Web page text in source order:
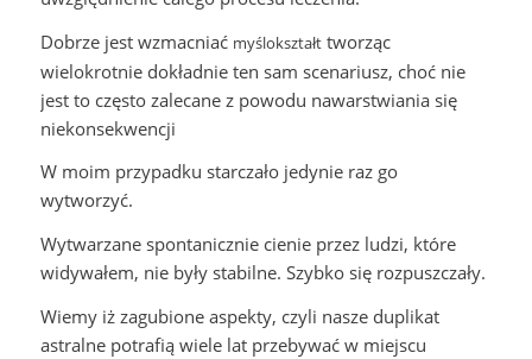
Dobrze jest wzmacniać myślokształttworząc
wielokrotnie dokładnie ten sam scenariusz, choć nie
jest to często zalecane z powodu nawarstwiania się
niekonsekwencji
W moim przypadku starczało jedynie raz go
wytworzyć.
Wytwarzane spontanicznie cienie przez ludzi, które
widywałem, nie były stabilne. Szybko się rozpuszczały.
Wiemy iż zagubione aspekty, czyli nasze duplikat
astralne potrafią wiele lat przebywać w miejscu